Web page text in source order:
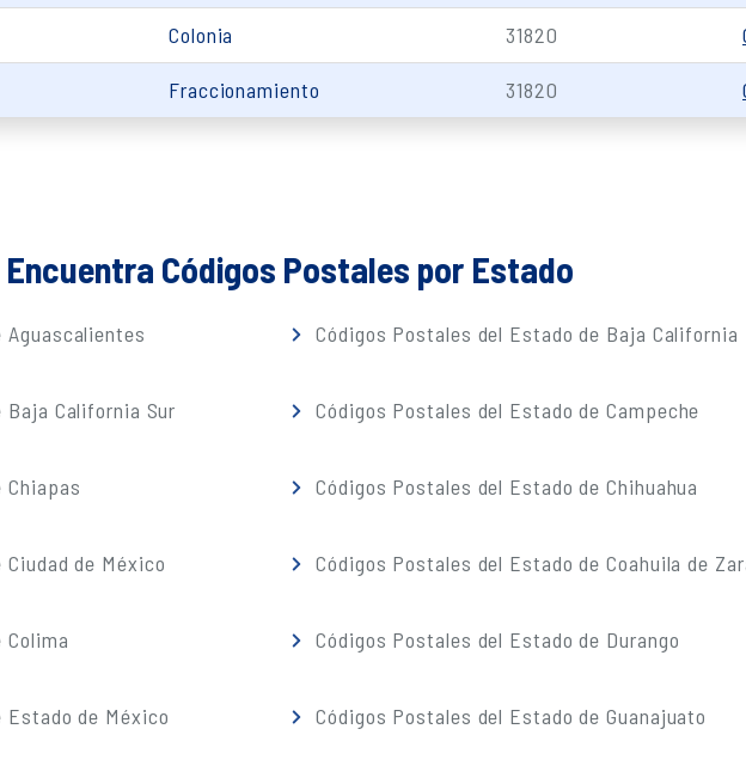
Colonia 31820
Fraccionamiento 31820
Encuentra Códigos Postales por Estado
Aguascalientes Códigos Postales del Estado de Baja California
California Sur Códigos Postales del Estado de Campeche
Códigos Postales del Estado de Chihuahua
de México Códigos Postales del Estado de Coahuila de
Códigos Postales del Estado de Durango
de México Códigos Postales del Estado de Guanajuato